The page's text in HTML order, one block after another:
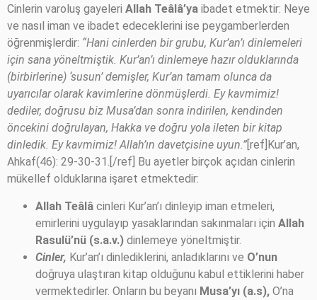
Cinlerin varoluş gayeleri Allah Teâlâ’ya ibadet etmektir: Neye
ve nasıl iman ve ibadet edeceklerini ise peygamberlerden
öğrenmişlerdir: “Hani cinlerden bir grubu, Kur’an’ı dinlemeleri
için sana yöneltmiştik. Kur’an’ı dinlemeye hazır olduklarında
(birbirlerine) ‘susun’ demişler, Kur’an tamam olunca da
uyarıcılar olarak kavimlerine dönmüşlerdi. Ey kavmimiz!
dediler, doğrusu biz Musa’dan sonra indirilen, kendinden
öncekini doğrulayan, Hakka ve doğru yola ileten bir kitap
dinledik. Ey kavmimiz! Allah’ın davetçisine uyun.” [ref]Kur’an,
Ahkaf(46): 29-30-31.[/ref] Bu ayetler birçok açıdan cinlerin
mükellef olduklarına işaret etmektedir:
Allah Teâlâ cinleri Kur’an’ı dinleyip iman etmeleri,
emirlerini uygulayıp yasaklarından sakınmaları için Allah
Rasulü’nü (s.a.v.) dinlemeye yöneltmiştir.
Cinler, Kur’an’ı dinlediklerini, anladıklarını ve O’nun
doğruya ulaştıran kitap olduğunu kabul ettiklerini haber
vermektedirler. Onların bu beyanı Musa’yı (a.s), O’na